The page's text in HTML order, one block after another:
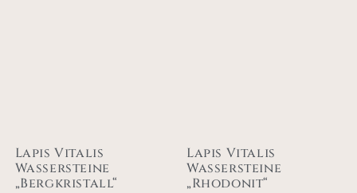
Lapis Vitalis
Wassersteine
„Bergkristall“
Lapis Vitalis
Wassersteine
„Rhodonit“